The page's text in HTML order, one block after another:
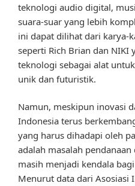
teknologi audio digital,
suara-suar yang lebih
ini dapat dilihat dari karya-
seperti Rich Brian dan NIKI
teknologi sebagai alat
unik dan futuristik.
Namun, meskipun inovasi
Indonesia terus
yang harus dihadapi oleh
adalah masalah
masih menjadi kendala
Menurut data dari Asosiasi